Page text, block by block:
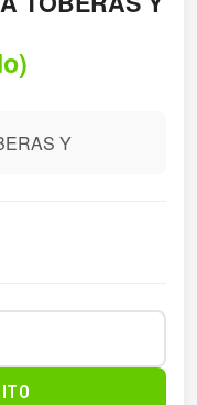
Y